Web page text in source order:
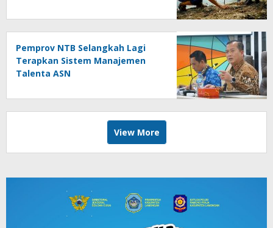
Pemprov NTB Selangkah Lagi
Terapkan Sistem Manajemen
Talenta ASN
View More